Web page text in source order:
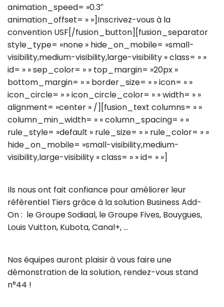
animation_speed= »0.3″
animation_offset= » »]Inscrivez-vous à la
convention USF[/fusion_button][fusion_separator
style_type= »none » hide_on_mobile= »small-
visibility,medium-visibility,large-visibility » class= » »
id= » » sep_color= » » top_margin= »20px »
bottom_margin= » » border_size= » » icon= » »
icon_circle= » » icon_circle_color= » » width= » »
alignment= »center » /][fusion_text columns= » »
column_min_width= » » column_spacing= » »
rule_style= »default » rule_size= » » rule_color= » »
hide_on_mobile= »small-visibility,medium-
visibility,large-visibility » class= » » id= » »]
Ils nous ont fait confiance pour améliorer leur
référentiel Tiers grâce à la solution Business Add-
On : le Groupe Sodiaal, le Groupe Fives, Bouygues,
Louis Vuitton, Kubota, Canal+, …
Nos équipes auront plaisir à vous faire une
démonstration de la solution, rendez-vous stand
n°44 !